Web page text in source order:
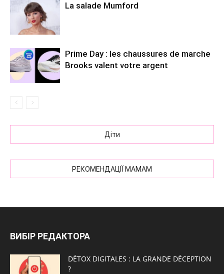
La salade Mumford
Prime Day : les chaussures de marche
Brooks valent votre argent
Діти
РЕКОМЕНДАЦІЇ МАМАМ
ВИБІР РЕДАКТОРА
DÉTOX DIGITALES : LA GRANDE DÉCEPTION
?